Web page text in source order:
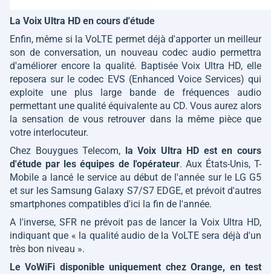
La Voix Ultra HD en cours d'étude
Enfin, même si la VoLTE permet déjà d'apporter un meilleur
son de conversation, un nouveau codec audio permettra
d'améliorer encore la qualité. Baptisée Voix Ultra HD, elle
reposera sur le codec EVS (Enhanced Voice Services) qui
exploite une plus large bande de fréquences audio
permettant une qualité équivalente au CD. Vous aurez alors
la sensation de vous retrouver dans la même pièce que
votre interlocuteur.
Chez Bouygues Telecom,
la Voix Ultra HD est en cours
d'étude par les équipes de l'opérateur. Aux États-Unis, T-
Mobile a lancé le service au début de l'année sur le LG G5
et sur les Samsung Galaxy S7/S7 EDGE, et prévoit d'autres
smartphones compatibles d'ici la fin de l'année.
A l'inverse, SFR ne prévoit pas de lancer la Voix Ultra HD,
indiquant que « la qualité audio de la VoLTE sera déjà d'un
très bon niveau ».
Le VoWiFi disponible uniquement chez Orange, en test